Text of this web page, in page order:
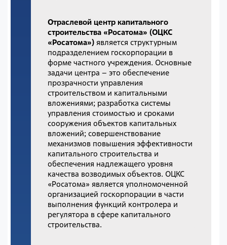
Отраслевой центр капитального
строительства «Росатома» (ОЦКС
«Росатома») является структурным
подразделением госкорпорации в
форме частного учреждения. Основные
задачи центра – это обеспечение
прозрачности управления
строительством и капитальными
вложениями; разработка системы
управления стоимостью и сроками
сооружения объектов капитальных
вложений; совершенствование
механизмов повышения эффективности
капитального строительства и
обеспечения надлежащего уровня
качества возводимых объектов. ОЦКС
«Росатома» является уполномоченной
организацией госкорпорации в части
выполнения функций контролера и
регулятора в сфере капитального
строительства.